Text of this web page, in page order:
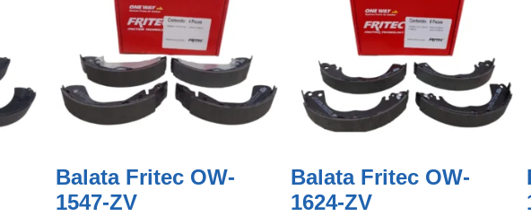
Balata Fritec OW-
1547-ZV
Balata Fritec OW-
1624-ZV